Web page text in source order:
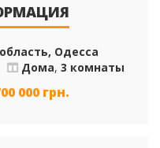
Одесса
Дома, 3 комнаты
000 грн.